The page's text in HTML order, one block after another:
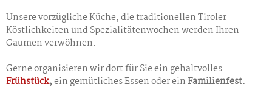
Unsere vorzügliche Küche, die traditionellen Tiroler
Köstlichkeiten und Spezialitätenwochen werden Ihren
Gaumen verwöhnen.
Gerne organisieren wir dort für Sie ein gehaltvolles
Frühstück,ein gemütliches Essen oder einFamilienfest.